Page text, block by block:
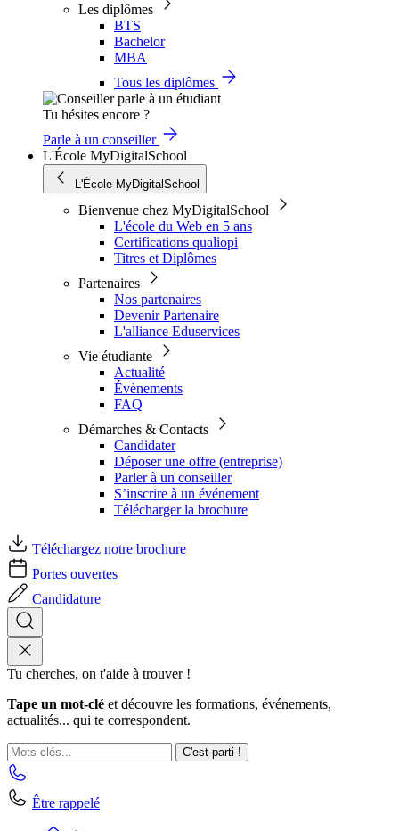
Les diplômes
BTS
Bachelor
MBA
Tous les diplômes
Tu hésites encore ?
Parle à un conseiller
L'École MyDigitalSchool
L'École MyDigitalSchool
Bienvenue chez MyDigitalSchool
L'école du Web en 5 ans
Certifications qualiopi
Titres et Diplômes
Partenaires
Nos partenaires
Devenir Partenaire
L'alliance Eduservices
Vie étudiante
Actualité
Évènements
FAQ
Démarches & Contacts
Candidater
Déposer une offre (entreprise)
Parler à un conseiller
S’inscrire à un événement
Télécharger la brochure
Téléchargez notre brochure
Portes ouvertes
Candidature
Tu cherches, on t'aide à trouver !
Tape un mot-clé et découvre les formations, événements,
actualités... qui te correspondent.
C'est parti !
Être rappelé